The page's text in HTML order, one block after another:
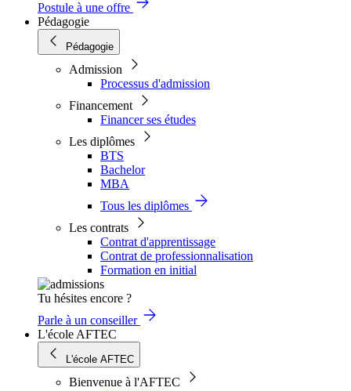
Postule à une offre
Pédagogie
Pédagogie
Admission
Processus d'admission
Financement
Financer ses études
Les diplômes
BTS
Bachelor
MBA
Tous les diplômes
Les contrats
Contrat d'apprentissage
Contrat de professionnalisation
Formation en initial
Tu hésites encore ?
Parle à un conseiller
L'école AFTEC
L'école AFTEC
Bienvenue à l'AFTEC